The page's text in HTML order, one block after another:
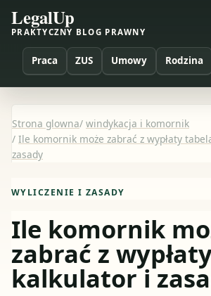
LegalUp
PRAKTYCZNY BLOG PRAWNY
Praca ZUS Umowy Rodzina
Strona glowna/ windykacja i komornik
/ Ile komornik może zabrać z wypłaty
zasady
WYLICZENIE I ZASADY
Ile komornik
zabrać z
kalkulator i